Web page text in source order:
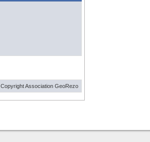
Copyright Association GeoRezo